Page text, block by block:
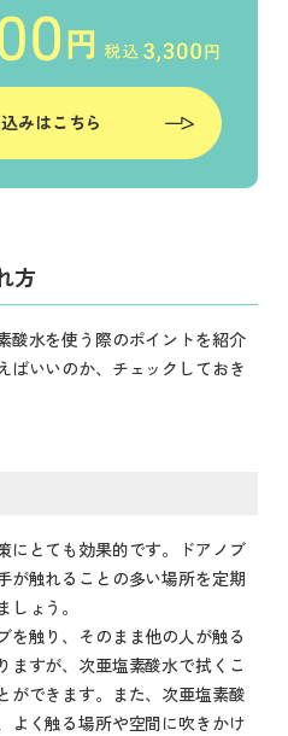
みはこちら
方
酸水を使う際のポイントを紹介
ばいいのか、チェックしておき
にとても効果的です。ドアノブ
が触れることの多い場所を定期
ょう。
を触り、そのまま他の人が触る
ますが、次亜塩素酸水で拭くこ
ができます。また、次亜塩素酸
よく触る場所や空間に吹きかけ